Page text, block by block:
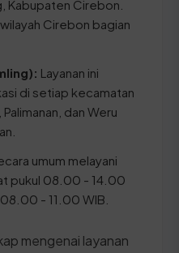
Kabupaten Cirebon.
Cirebon bagian
Layanan ini
di setiap kecamatan
dan Weru
umum melayani
pukul 08.00 - 14.00
- 11.00 WIB.
mengenai layanan